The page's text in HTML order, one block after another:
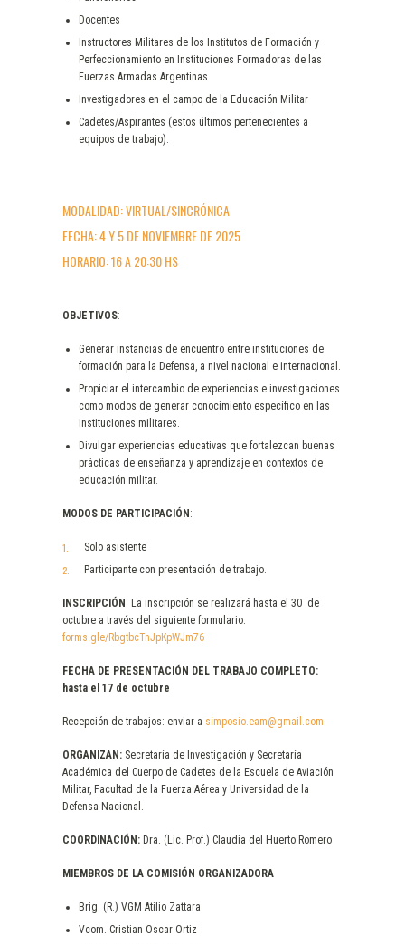
Docentes
Instructores Militares de los Institutos de Formación y
Perfeccionamiento en Instituciones Formadoras de las
Fuerzas Armadas Argentinas.
Investigadores en el campo de la Educación Militar
Cadetes/Aspirantes (estos últimos pertenecientes a
equipos de trabajo).
MODALIDAD: VIRTUAL/SINCRÓNICA
FECHA: 4 Y 5 DE NOVIEMBRE DE 2025
HORARIO: 16 A 20:30 HS
OBJETIVOS:
Generar instancias de encuentro entre instituciones de
formación para la Defensa, a nivel nacional e internacional.
Propiciar el intercambio de experiencias e investigaciones
como modos de generar conocimiento específico en las
instituciones militares.
Divulgar experiencias educativas que fortalezcan buenas
prácticas de enseñanza y aprendizaje en contextos de
educación militar.
MODOS DE PARTICIPACIÓN :
Solo asistente
Participante con presentación de trabajo.
INSCRIPCIÓN : La inscripción se realizará hasta el 30 de
octubre a través del siguiente formulario:
forms.gle/RbgtbcTnJpKpWJm76
FECHA DE PRESENTACIÓN DEL TRABAJO COMPLETO:
hasta el 17 de octubre
Recepción de trabajos: enviar a simposio.eam@gmail.com
ORGANIZAN: Secretaría de Investigación y Secretaría
Académica del Cuerpo de Cadetes de la Escuela de Aviación
Militar, Facultad de la Fuerza Aérea y Universidad de la
Defensa Nacional.
COORDINACIÓN: Dra. (Lic. Prof.) Claudia del Huerto Romero
MIEMBROS DE LA COMISIÓN ORGANIZADORA
Brig. (R.) VGM Atilio Zattara
Vcom. Cristian Oscar Ortiz